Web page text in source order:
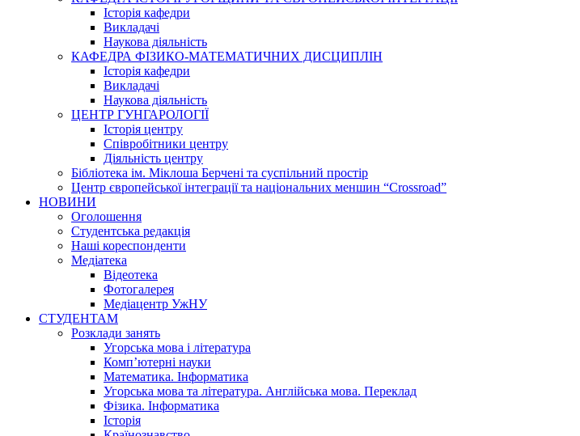
Історія кафедри
Викладачі
Наукова діяльність
КАФЕДРА ФІЗИКО-МАТЕМАТИЧНИХ ДИСЦИПЛІН
Історія кафедри
Викладачі
Наукова діяльність
ЦЕНТР ГУНГАРОЛОГІЇ
Історія центру
Співробітники центру
Діяльність центру
Бібліотека ім. Міклоша Берчені та суспільний простір
Центр європейської інтеграції та національних меншин “Crossroad”
НОВИНИ
Оголошення
Студентська редакція
Наші кореспонденти
Медіатека
Відеотека
Фотогалерея
Медіацентр УжНУ
СТУДЕНТАМ
Розклади занять
Угорська мова і література
Комп’ютерні науки
Математика. Інформатика
Угорська мова та література. Англійська мова. Переклад
Фізика. Інформатика
Історія